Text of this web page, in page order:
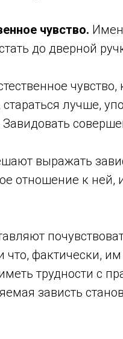
чувство.
до дверной
лучше,
выражать
отношение к ней,
что, фактически,
трудности с
зависть